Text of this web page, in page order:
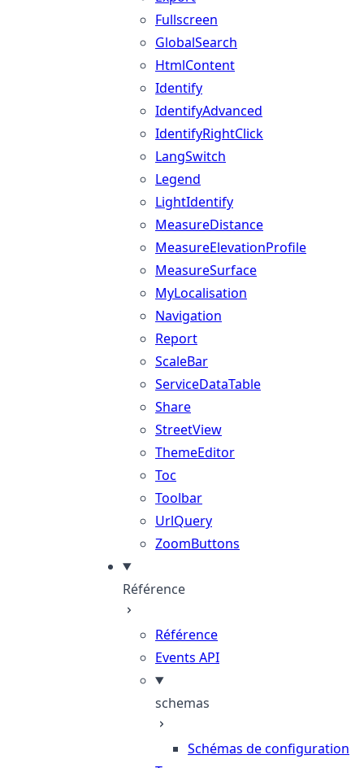
Fullscreen
GlobalSearch
HtmlContent
Identify
IdentifyAdvanced
IdentifyRightClick
LangSwitch
Legend
LightIdentify
MeasureDistance
MeasureElevationProfile
MeasureSurface
MyLocalisation
Navigation
Report
ScaleBar
ServiceDataTable
Share
StreetView
ThemeEditor
Toc
Toolbar
UrlQuery
ZoomButtons
Référence
Référence
Events API
schemas
Schémas de configuration